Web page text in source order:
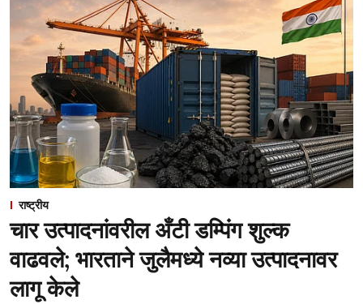
राष्ट्रीय
चार उत्पादनांवरील अँटी डम्पिंग शुल्क
वाढवले; भारताने जुलैमध्ये नव्या उत्पादनावर
लागू केले